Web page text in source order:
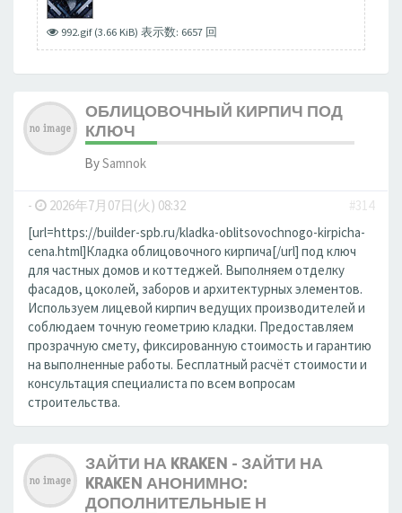
992.gif (3.66 KiB) 表示数: 6657 回
ОБЛИЦОВОЧНЫЙ КИРПИЧ ПОД
КЛЮЧ
BySamnok
- 2026年7月07日(火) 08:32
#314
[url=https://builder-spb.ru/kladka-oblitsovochnogo-kirpicha-
cena.html]Кладка облицовочного кирпича[/url] под ключ
для частных домов и коттеджей. Выполняем отделку
фасадов, цоколей, заборов и архитектурных элементов.
Используем лицевой кирпич ведущих производителей и
соблюдаем точную геометрию кладки. Предоставляем
прозрачную смету, фиксированную стоимость и гарантию
на выполненные работы. Бесплатный расчёт стоимости и
консультация специалиста по всем вопросам
строительства.
ЗАЙТИ НА KRAKEN - ЗАЙТИ НА
KRAKEN АНОНИМНО:
ДОПОЛНИТЕЛЬНЫЕ Н